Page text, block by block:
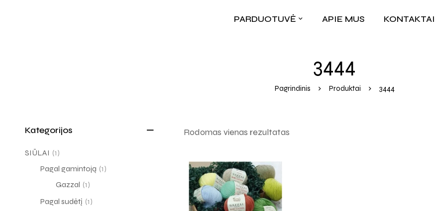
PARDUOTUVĖ APIE MUS KONTAKTAI
3444
Pagrindinis Produktai 3444
Kategorijos
SIŪLAI (1)
Pagal gamintoją (1)
Gazzal (1)
Pagal sudėtį (1)
Rodomas vienas rezultatas